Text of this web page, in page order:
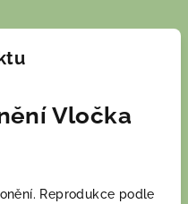
Vločka
Reprodukce podle